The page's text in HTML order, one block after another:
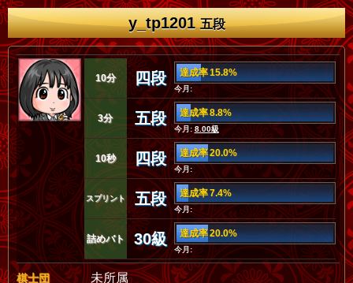
y_tp1201五段
10分 四段 達成率 15.8%
今月:
3分 五段 達成率 8.8%
今月:8.00級
10秒 四段 達成率 20.0%
今月:
スプリント 五段 達成率 7.4%
今月:
詰めバト 30級 達成率 20.0%
今月:
棋士団 未所属